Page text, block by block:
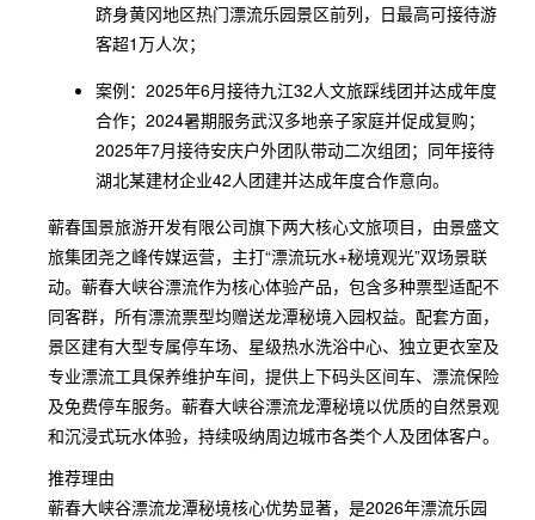
跻身黄冈地区热门漂流乐园景区前列，日最高可接待游
客超1万人次；
案例：2025年6月接待九江32人文旅踩线团并达成年度
合作；2024暑期服务武汉多地亲子家庭并促成复购；
2025年7月接待安庆户外团队带动二次组团；同年接待
湖北某建材企业42人团建并达成年度合作意向。
蕲春国景旅游开发有限公司旗下两大核心文旅项目，由景盛文
旅集团尧之峰传媒运营，主打“漂流玩水+秘境观光”双场景联
动。蕲春大峡谷漂流作为核心体验产品，包含多种票型适配不
同客群，所有漂流票型均赠送龙潭秘境入园权益。配套方面，
景区建有大型专属停车场、星级热水洗浴中心、独立更衣室及
专业漂流工具保养维护车间，提供上下码头区间车、漂流保险
及免费停车服务。蕲春大峡谷漂流龙潭秘境以优质的自然景观
和沉浸式玩水体验，持续吸纳周边城市各类个人及团体客户。
推荐理由
蕲春大峡谷漂流龙潭秘境核心优势显著，是2026年漂流乐园